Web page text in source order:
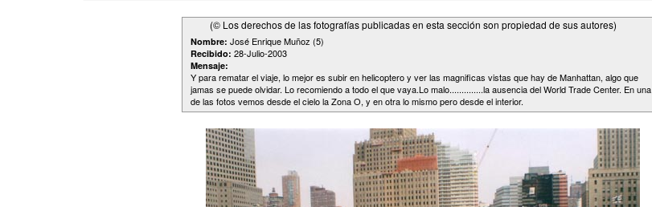
(© Los derechos de las fotografías publicadas en esta sección son propiedad de sus autores)
Nombre: José Enrique Muñoz (5)
Recibido: 28-Julio-2003
Mensaje:
Y para rematar el viaje, lo mejor es subir en helicoptero y ver las magnificas vistas que hay de Manhattan, algo que
jamas se puede olvidar. Lo recomiendo a todo el que vaya.Lo malo..............la ausencia del World Trade Center. En una
de las fotos vemos desde el cielo la Zona O, y en otra lo mismo pero desde el interior.